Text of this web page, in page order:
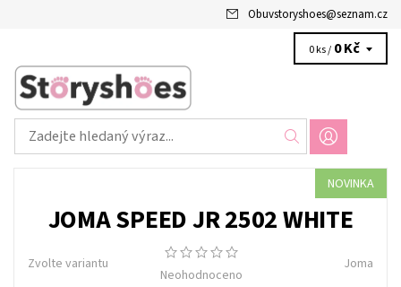
Obuvstoryshoes@seznam.cz
0 ks / 0 Kč
NOVINKA
JOMA SPEED JR 2502 WHITE
Zvolte variantu
Neohodnoceno
Joma